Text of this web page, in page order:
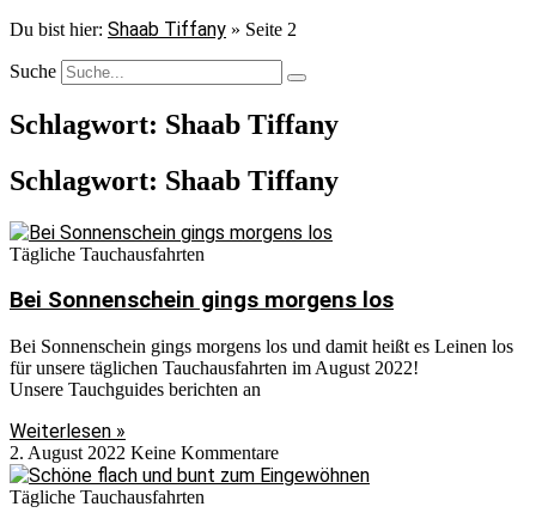
Du bist hier: Shaab Tiffany » Seite 2
Suche
Schlagwort: Shaab Tiffany
Schlagwort: Shaab Tiffany
Tägliche Tauchausfahrten
Bei Sonnenschein gings morgens los
Bei Sonnenschein gings morgens los und damit heißt es Leinen los
für unsere täglichen Tauchausfahrten im August 2022!
Unsere Tauchguides berichten an
Weiterlesen »
2. August 2022 Keine Kommentare
Tägliche Tauchausfahrten